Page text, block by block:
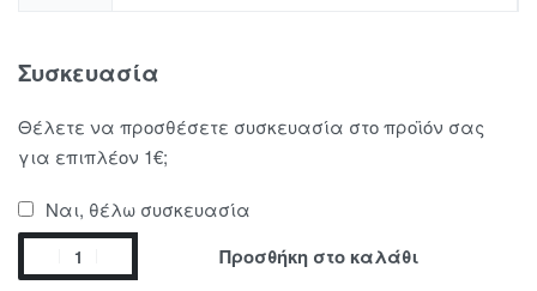
Συσκευασία
Θέλετε να προσθέσετε συσκευασία στο προϊόν σας
για επιπλέον 1€;
Ναι, θέλω συσκευασία
Προσθήκη στο καλάθι